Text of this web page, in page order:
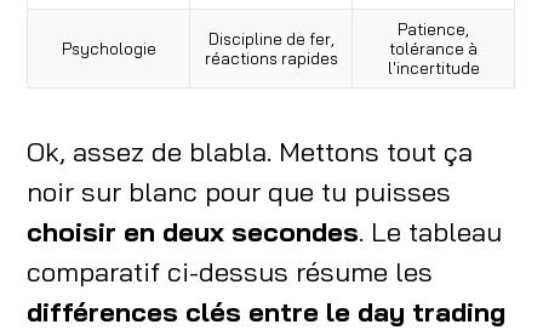
Psychologie
Discipline de fer,
réactions rapides
Patience,
tolérance à
l'incertitude
Ok, assez de blabla. Mettons tout ça
noir sur blanc pour que tu puisses
choisir en deux secondes. Le tableau
comparatif ci-dessus résume les
différences clés entre le day trading